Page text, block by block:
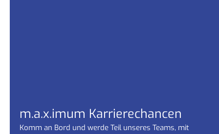
m.a.x.imum Karrierechancen
Komm an Bord und werde Teil unseres Teams, mit